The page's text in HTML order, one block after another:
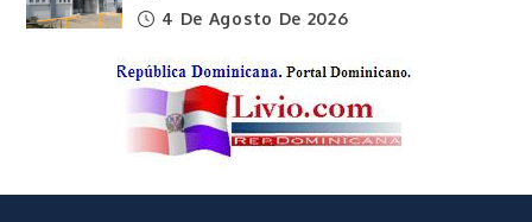
4 De Agosto De 2026